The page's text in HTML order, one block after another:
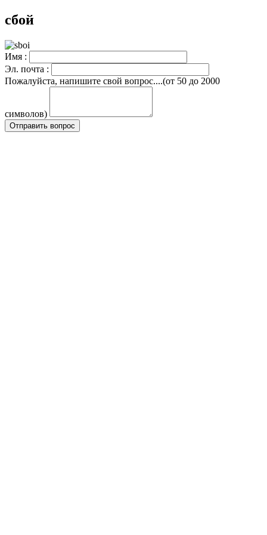
сбой
Имя :
Эл. почта :
Пожалуйста, напишите свой вопрос....(от 50 до 2000
символов)
Отправить вопрос